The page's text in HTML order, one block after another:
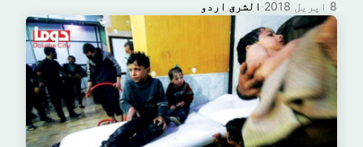
الشرق اردو · 8 اپریل 2018